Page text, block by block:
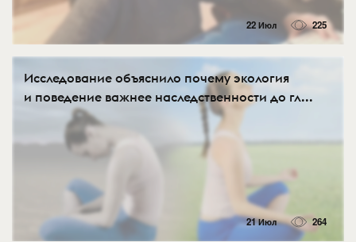
22 Июл 225
Исследование объяснило почему экология
и поведение важнее наследственности до гл...
21 Июл 264